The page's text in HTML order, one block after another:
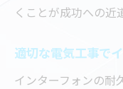
くことが成功への近
適切な電気工事で
インターフォンの耐